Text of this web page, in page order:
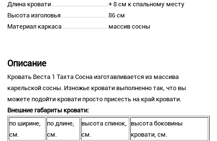
Длина кровати
+ 8 см к спальному месту
Высота изголовья
86 см
Материал каркаса
массив сосны
Описание
Кровать Веста 1 Тахта Сосна изготавливается из массива
карельской сосны. Изножье кровати выполненно так, что вы
можете подойти кровати просто присесть на край кровати.
Внешние габариты кровати:
по ширине,
см.
по длине,
см.
высота спинок,
см.
высота боковины
кровати, см.